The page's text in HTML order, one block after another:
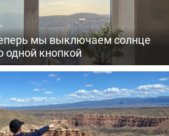
мы выключаем солнце
одной кнопкой